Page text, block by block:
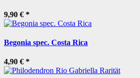
9,90 € *
Begonia spec. Costa Rica
4,90 € *